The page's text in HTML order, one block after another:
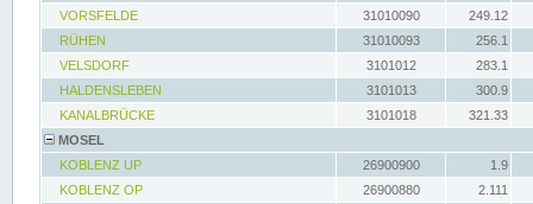
VORSFELDE
31010090
249.12
RÜHEN
31010093
256.1
VELSDORF
3101012
283.1
HALDENSLEBEN
3101013
300.9
KANALBRÜCKE
3101018
321.33
MOSEL
KOBLENZ UP
26900900
1.9
KOBLENZ OP
26900880
2.111